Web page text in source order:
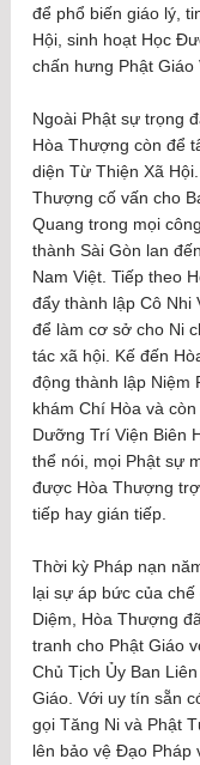
để phổ biến giáo lý,
Hội, sinh hoạt Học
chấn hưng Phật Giáo
Ngoài Phật sự trọng
Hòa Thượng còn để
diện Từ Thiện Xã
Thượng cố vấn cho
Quang trong mọi
thành Sài Gòn lan
Nam Việt. Tiếp theo
đẩy thành lập Cô Nhi
để làm cơ sở cho Ni
tác xã hội. Kế đến
động thành lập Niệm
khám Chí Hòa và
Dưỡng Trí Viện Biên
thể nói, mọi Phật sự
được Hòa Thượng
tiếp hay gián tiếp.
Thời kỳ Pháp nạn
lại sự áp bức của
Diệm, Hòa Thượng
tranh cho Phật Giáo
Chủ Tịch Ủy Ban
Giáo. Với uy tín sẵn
gọi Tăng Ni và Phật
lên bảo vệ Đạo Pháp